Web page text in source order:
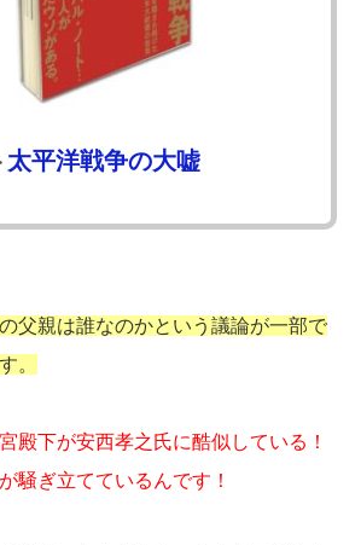
太平洋戦争の大嘘
父親は誰なのかという議論が一部で
。
殿下が安西孝之氏に酷似している！
騒ぎ立てているんです！